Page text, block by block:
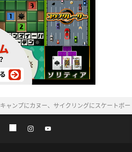
キャンプにカヌー、サイクリングにスケートボ